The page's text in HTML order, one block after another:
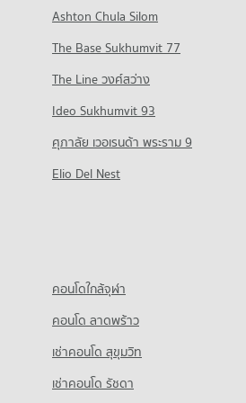
9 Road
Road
24
24
43/1
43/1
Ashton Chula Silom
The Base Sukhumvit 77
The Line วงศ์สว่าง
Ideo Sukhumvit 93
ศุภาลัย เวอเรนด้า พระราม 9
Elio Del Nest
คอนโดใกล้จุฬา
คอนโด ลาดพร้าว
เช่าคอนโด สุขุมวิท
เช่าคอนโด รัชดา